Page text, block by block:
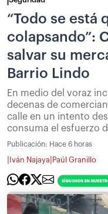
“Todo se está
colapsando”:
salvar su
Barrio Lindo
En medio del voraz
decenas de
calle en un intento
consuma el esfuerzo
Publicación: Hace 6 horas
Iván Najaya Paúl Granillo